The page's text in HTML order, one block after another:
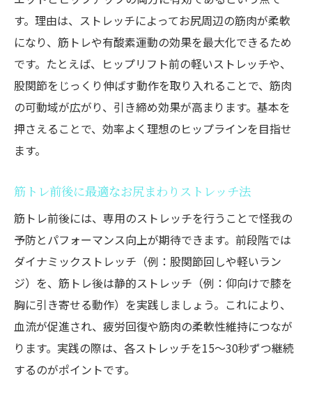
す。理由は、ストレッチによってお尻周辺の筋肉が柔軟
になり、筋トレや有酸素運動の効果を最大化できるため
です。たとえば、ヒップリフト前の軽いストレッチや、
股関節をじっくり伸ばす動作を取り入れることで、筋肉
の可動域が広がり、引き締め効果が高まります。基本を
押さえることで、効率よく理想のヒップラインを目指せ
ます。
筋トレ前後に最適なお尻まわりストレッチ法
筋トレ前後には、専用のストレッチを行うことで怪我の
予防とパフォーマンス向上が期待できます。前段階では
ダイナミックストレッチ（例：股関節回しや軽いラン
ジ）を、筋トレ後は静的ストレッチ（例：仰向けで膝を
胸に引き寄せる動作）を実践しましょう。これにより、
血流が促進され、疲労回復や筋肉の柔軟性維持につなが
ります。実践の際は、各ストレッチを15〜30秒ずつ継続
するのがポイントです。